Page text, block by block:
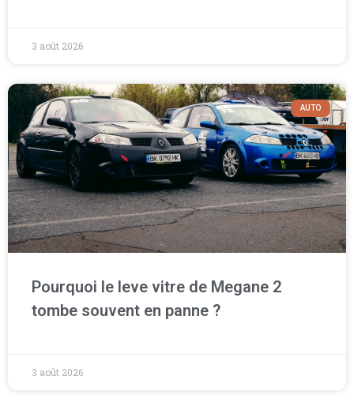
3 août 2026
AUTO
Pourquoi le leve vitre de Megane 2
tombe souvent en panne ?
3 août 2026